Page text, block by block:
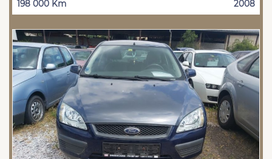
198 000 Km 2008